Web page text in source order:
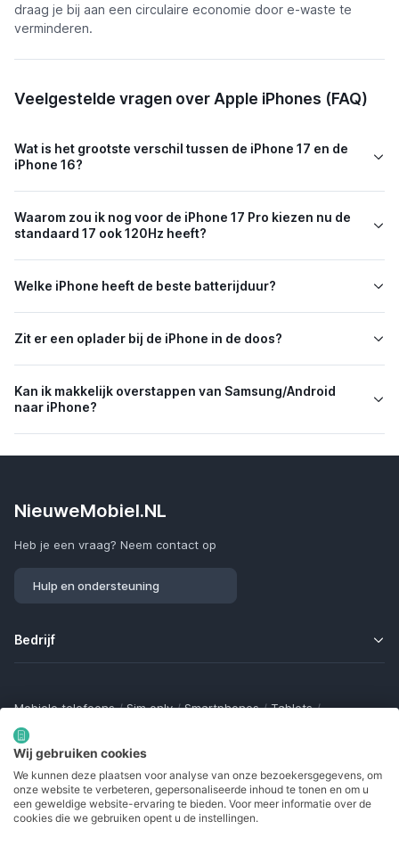
draag je bij aan een circulaire economie door e-waste te
verminderen.
Veelgestelde vragen over Apple iPhones (FAQ)
Wat is het grootste verschil tussen de iPhone 17 en de
iPhone 16?
Waarom zou ik nog voor de iPhone 17 Pro kiezen nu de
standaard 17 ook 120Hz heeft?
Welke iPhone heeft de beste batterijduur?
Zit er een oplader bij de iPhone in de doos?
Kan ik makkelijk overstappen van Samsung/Android
naar iPhone?
NieuweMobiel.NL
Heb je een vraag? Neem contact op
Hulp en ondersteuning
Bedrijf
Mobiele telefoons / Sim only / Smartphones / Tablets /
Smartwatches
Bluetooth trackers / Opladers
Samsung Galaxy
Gamingtelefoons / Foldables / Robuuste telefoons /
Seniorentelefoons / Waterdichte telefoons / Refurbished
Wij gebruiken cookies
We kunnen deze plaatsen voor analyse van onze bezoekersgegevens, om
onze website te verbeteren, gepersonaliseerde inhoud te tonen en om u
een geweldige website-ervaring te bieden. Voor meer informatie over de
cookies die we gebruiken opent u de instellingen.